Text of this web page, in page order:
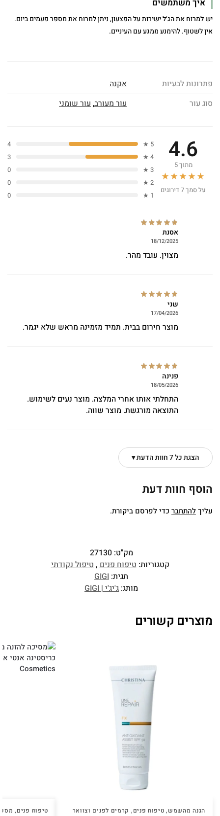
איך משתמשים
יש למרוח את הג׳ל ישירות על הפצעון, ניתן למרוח את מספר פעמים ביום.
אין לשטוף. להימנע ממגע עם העיניים.
פתרונות לבעיות
אקנה
סוג עור
עור מעורב,עור שומני
4.6
מתוך 5
★★★★★
על סמך 7 דירוגים
5 ★
4
4 ★
3
3 ★
0
2 ★
0
1 ★
0
אסנת
18/12/2025
מצוין. עובד מהר.
שני
17/04/2026
מוצר חירום בבית. תמיד מזמינה מראש שלא יגמר.
פנינה
18/05/2026
התחלתי אותו אחרי המלצה. מוצר נעים לשימוש.
התוצאה מורגשת. מוצר שווה.
הצגת כל 7 חוות הדעת ▾
הוסף חוות דעת
עליךלהתחבר כדי לפרסם ביקורת.
מק"ט:27130
קטגוריות: טיפוח פנים , טיפול נקודתי
תגית: GIGI
מותג: ג'יג'י | GIGI
מוצרים קשורים
הגנה מהשמש, טיפוח פנים, קרמים לפנים וצוואר טיפוח פנים,